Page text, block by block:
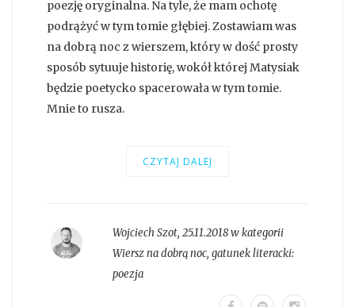
poezję oryginalna. Na tyle, że mam ochotę
podrążyć w tym tomie głębiej. Zostawiam was
na dobrą noc z wierszem, który w dość prosty
sposób sytuuje historię, wokół której Matysiak
będzie poetycko spacerowała w tym tomie.
Mnie to rusza.
CZYTAJ DALEJ
Wojciech Szot, 25.11.2018 w kategorii
Wiersz na dobrą noc, gatunek literacki:
poezja